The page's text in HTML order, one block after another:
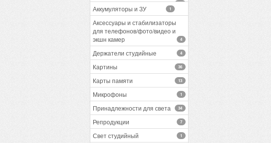
13
Аккумуляторы и ЗУ 1
Аксессуары и стабилизаторы
для телефонов/фото/видео и
экшн камер
4
Держатели студийные 4
Картины 36
Карты памяти 13
Микрофоны 1
Принадлежности для света 34
Репродукции 7
Свет студийный 1